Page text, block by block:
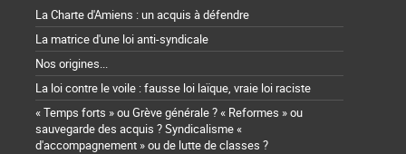
La Charte d'Amiens : un acquis à défendre
La matrice d'une loi anti-syndicale
Nos origines...
La loi contre le voile : fausse loi laïque, vraie loi raciste
« Temps forts » ou Grève générale ? « Reformes » ou
sauvegarde des acquis ? Syndicalisme «
d'accompagnement » ou de lutte de classes ?